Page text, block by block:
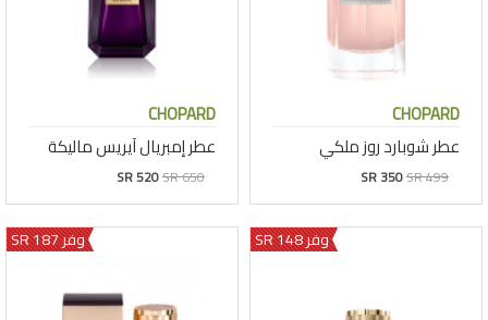
CHOPARD
عطر شوبارد روز ملكي
SR 350SR 499
CHOPARD
عطر إمبريال آيريس ماليكة
SR 520SR 650
وفر 148 SR وفر 187 SR